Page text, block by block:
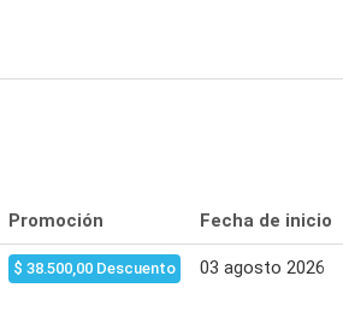
Promoción Fecha de inicio
$ 38.500,00 Descuento 03 agosto 2026